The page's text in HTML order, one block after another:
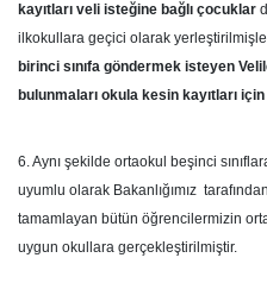
kayıtları veli isteğine bağlı çocuklar
ilkokullara geçici olarak
birinci sınıfa göndermek isteyen
bulunmaları okula kesin kayıtları
6. Aynı şekilde ortaokul beşinci
uyumlu olarak Bakanlığımız
tamamlayan bütün öğrencilermizin
uygun okullara gerçekleştirilmiştir.